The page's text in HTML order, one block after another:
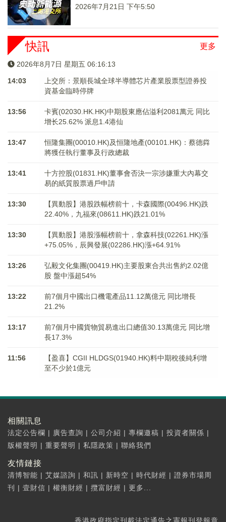
2026年7月21日 下午5:50
更多
快訊
2026年8月7日 星期五 06:16:13
14:03
上交所：景順長城全球半導體芯片產業股票型證券投
資基金臨時停牌
13:56
卡賓(02030.HK.HK)中期股東應佔溢利2081萬元 同比
增长25.62% 派息1.4港仙
13:47
恒隆集團(00010.HK)及恒隆地產(00101.HK)：蔡德粦
將獲任執行董事及行政總裁
13:41
十方控股(01831.HK)董事會否決一宗涉嫌重大內幕交
易的紙質股票過戶申請
13:30
【異動股】港股跌幅榜前十，卡森國際(00496.HK)跌
22.40%，九福來(08611.HK)跌21.01%
13:30
【異動股】港股漲幅榜前十，拿森科技(02261.HK)漲
+75.05%，辰興發展(02286.HK)漲+64.91%
13:26
弘毅文化集團(00419.HK)主要股東合共出售約2.02億
股 盤中漲超54%
13:22
前7個月中國出口機電產品11.12萬億元 同比增長
21.2%
13:17
前7個月中國貨物貿易進出口總值30.13萬億元 同比增
長17.3%
11:56
【盈喜】CGII HLDGS(01940.HK)料中期稅後純利增
至不少於1億元
相關訊息
法定公告欄 | 廣告查詢 | 公司介紹 | 專欄邀稿 | 投資者關係 |
版權聲明 | 重要聲明 | 私隱政策 | 聯絡我們
友情鏈接
清博智能 | 艾媒諮詢 | 和訊 | 新時空 | 時代財經 | 證券市場周
刊
| 壹財信 | 權衡財經 | 攬富財經 | 更多...